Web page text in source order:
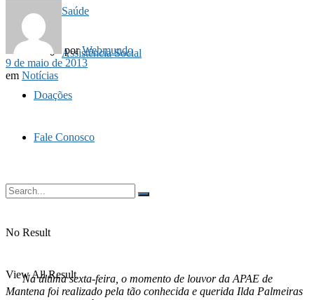
Saúde
Assistência Social
Doações
Fale Conosco
No Result
View All Result
por Webmundo
9 de maio de 2013
em Notícias
Na última sexta-feira, o momento de louvor da APAE de
Mantena foi realizado pela tão conhecida e querida Ilda Palmeiras